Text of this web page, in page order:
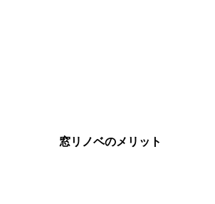
窓リノベのメリット